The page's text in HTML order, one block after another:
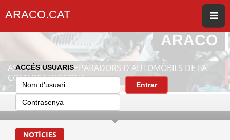
ACCÉS USUARIS
Entrar
ARACO
ASSOCIACIÓ DE REPARADORS D'AUTOMÒBILS DE LA
COMARCA D'OSONA
ARACO.CAT
NOTÍCIES